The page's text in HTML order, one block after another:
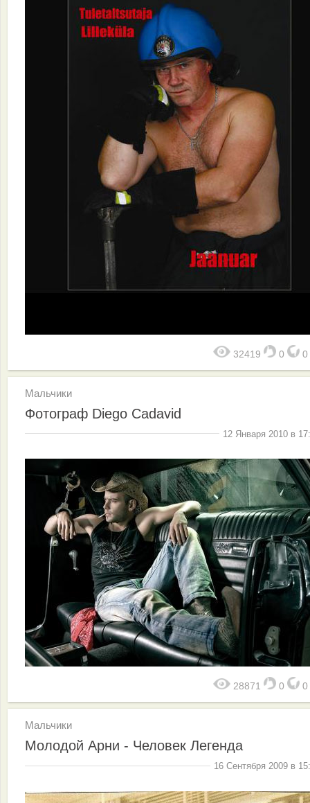
32419 0 0
Мальчики
Фотограф Diego Cadavid
12 Января 2010 в
28871 0 0
Мальчики
Молодой Арни - Человек Легенда
16 Сентября 2009 в